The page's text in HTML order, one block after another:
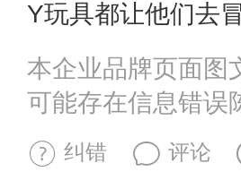
Y玩具都让他们去冒
本企业品牌页面图
可能存在信息错误
纠错 评论